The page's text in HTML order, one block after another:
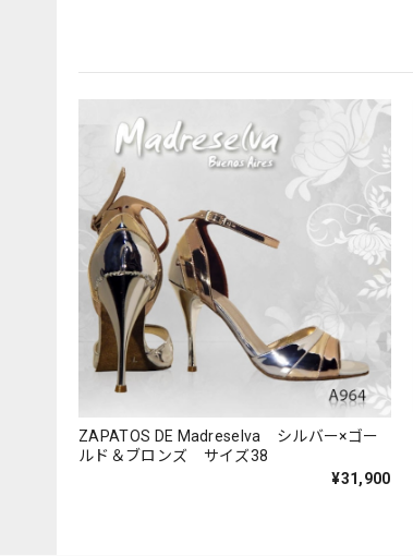
ZAPATOS DE Madreselva シルバー×ゴー
ルド＆ブロンズ サイズ38
¥31,900